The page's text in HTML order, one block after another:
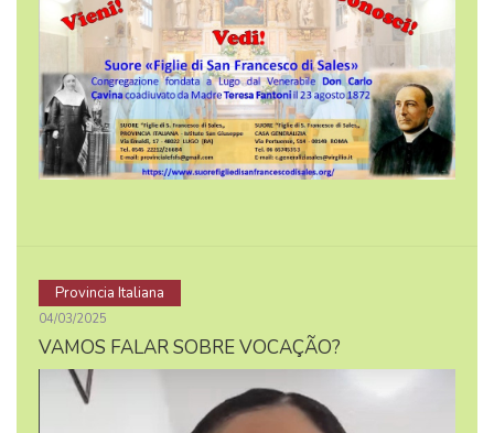
Provincia Italiana
04/03/2025
VAMOS FALAR SOBRE VOCAÇÃO?